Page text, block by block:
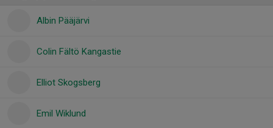
Albin Pääjärvi
Colin Fältö Kangastie
Elliot Skogsberg
Emil Wiklund